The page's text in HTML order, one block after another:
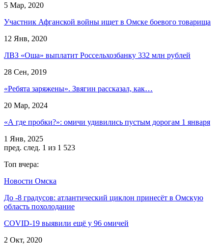
5 Мар, 2020
Участник Афганской войны ищет в Омске боевого товарища
12 Янв, 2020
ЛВЗ «Оша» выплатит Россельхозбанку 332 млн рублей
28 Сен, 2019
«Ребята заряжены». Звягин рассказал, как…
20 Мар, 2024
«А где пробки?»: омичи удивились пустым дорогам 1 января
1 Янв, 2025
пред. след. 1 из 1 523
Топ вчера:
Новости Омска
До -8 градусов: атлантический циклон принесёт в Омскую
область похолодание
COVID-19 выявили ещё у 96 омичей
2 Окт, 2020